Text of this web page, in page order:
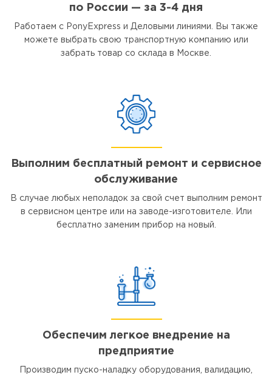
по России — за 3-4 дня
Работаем с PonyExpress и Деловыми линиями. Вы также
можете выбрать свою транспортную компанию или
забрать товар со склада в Москве.
Выполним бесплатный ремонт и сервисное
обслуживание
В случае любых неполадок за свой счет выполним ремонт
в сервисном центре или на заводе-изготовителе. Или
бесплатно заменим прибор на новый.
Обеспечим легкое внедрение на
предприятие
Производим пуско-наладку оборудования, валидацию,